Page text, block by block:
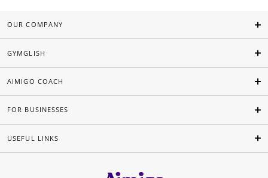
OUR COMPANY
GYMGLISH
AIMIGO COACH
FOR BUSINESSES
USEFUL LINKS